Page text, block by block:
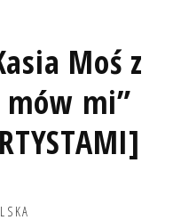
Moś z
mi”